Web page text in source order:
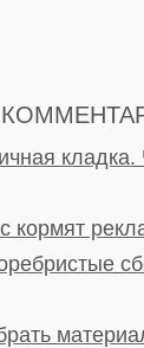
кормят